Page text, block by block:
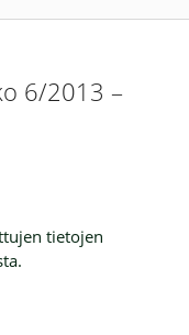
6/2013 –
tietojen